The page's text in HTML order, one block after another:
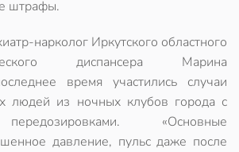
штрафы.
нарколог Иркутского областного
диспансера Марина
время участились случаи
людей из ночных клубов города с
передозировками. «Основные
давление, пульс даже после